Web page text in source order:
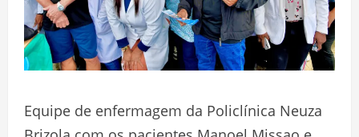
Equipe de enfermagem da Policlínica Neuza